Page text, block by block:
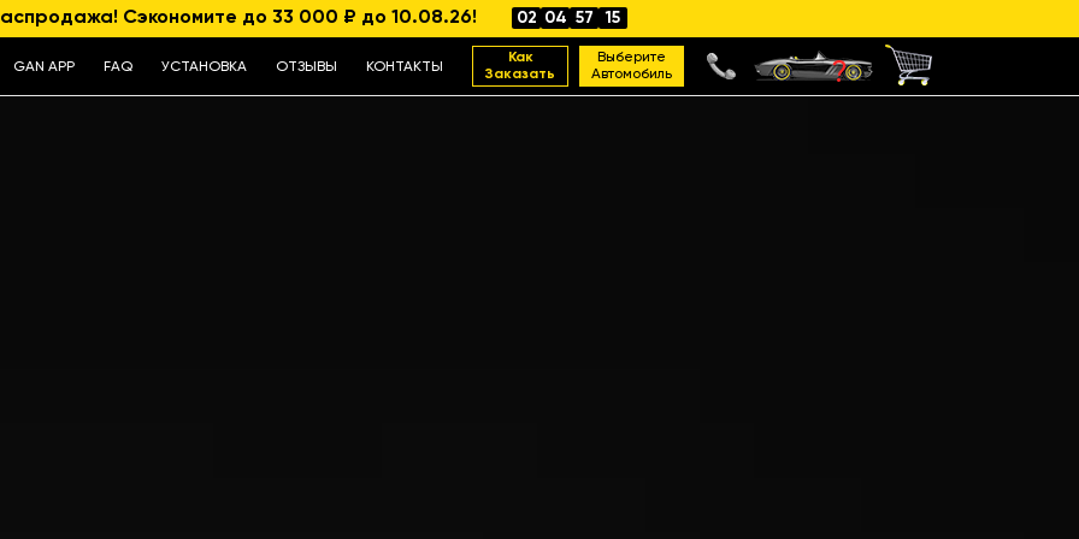
Сэкономите до 33 000 ₽ до 10.08.26! 02 04 57 13
GAN APP FAQ УСТАНОВКА ОТЗЫВЫ КОНТАКТЫ
Как
Заказать
Выберите
Автомобиль